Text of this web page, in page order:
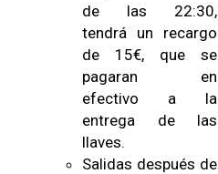
de las 22:30,
tendrá un recargo
de 15€, que se
pagaran en
efectivo a la
entrega de las
llaves.
Salidas después de